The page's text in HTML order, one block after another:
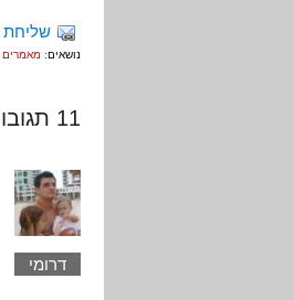
שליחת
נושאים: מאמרים
11 תגובות
דרומי